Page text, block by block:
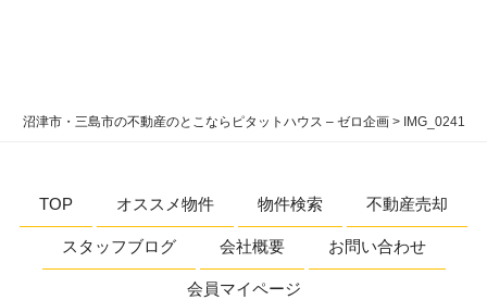
沼津市・三島市の不動産のとこならピタットハウス – ゼロ企画> IMG_0241
TOP オススメ物件 物件検索 不動産売却
スタッフブログ 会社概要 お問い合わせ
会員マイページ